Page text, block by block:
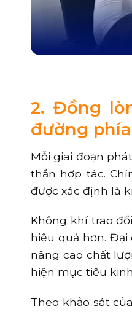
2. Đồng
đường
Mỗi giai đoạn
thần hợp tác.
được xác định là
Không khí trao
hiệu quả hơn.
nâng cao chất
hiện mục tiêu
Theo khảo sát